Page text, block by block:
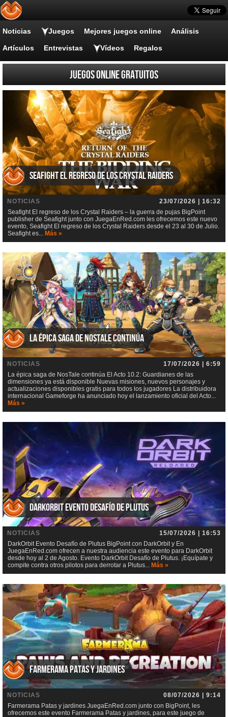
Noticias Juegos Mejores juegos online Análisis
Artículos Entrevistas Vídeos Regalos
Juegos online gratuitos
Seafight El regreso de los Crystal Raiders
NOTICIAS
23/07/2026 | 16:32
Seafight El regreso de los Crystal Raiders – la guerra de pujas BigPoint
publisher de Seafight junto con JuegaEnRed.com les ofrecemos este nuevo
evento, Seafight El regreso de los Crystal Raiders desde el 23 al 30 de Julio.
Seafight es... Más »
La épica saga de NosTale continúa
NOTICIAS
17/07/2026 | 6:59
La épica saga de NosTale continúa El Acto 10.2: Guardianes de las
dimensiones ya está disponible Nuevas misiones, nuevos personajes y
actualizaciones disponibles gratis para todos los jugadores La distribuidora
internacional Gameforge ha anunciado hoy el lanzamiento oficial del Acto...
Más »
DarkOrbit Evento Desafío de Plutus
NOTICIAS
15/07/2026 | 16:53
DarkOrbit Evento Desafío de Plutus BigPoint con DarkOrbit y En
JuegaEnRed.com ofrecen a nuestra audiencia este evento para DarkOrbit
desde hoy al 2 de Agosto. Evento DarkOrbit Desafío de Plutus. ¡Equípate y
compite contra otros pilotos para derrotar a Plutus... Más »
Farmerama Patas y jardines
NOTICIAS
08/07/2026 | 9:14
Farmerama Patas y jardines JuegaEnRed.com junto con BigPoint, les
ofrecemos este evento Farmerama Patas y jardines, para este juego de